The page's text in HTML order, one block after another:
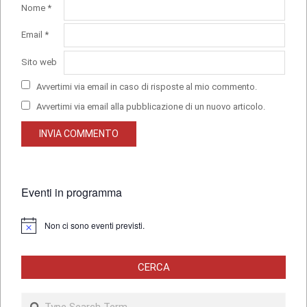
Nome *
Email *
Sito web
Avvertimi via email in caso di risposte al mio commento.
Avvertimi via email alla pubblicazione di un nuovo articolo.
Eventi in programma
Notice Non ci sono eventi previsti.
CERCA
Search